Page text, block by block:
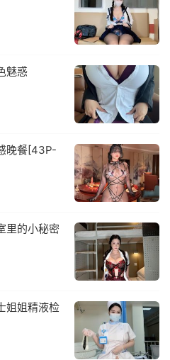
魅惑
晚餐[43P-
里的小秘密
姐姐精液检